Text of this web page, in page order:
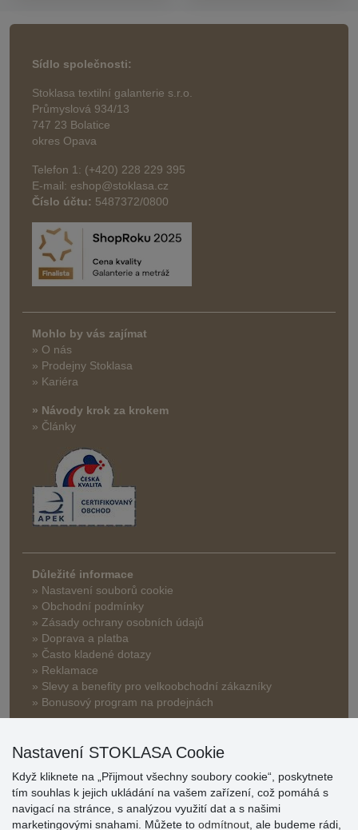
Sídlo společnosti:
Stoklasa textilní galanterie s.r.o.
Průmyslová 934/13
747 23 Bolatice
okres Opava
Telefon 1: (+420) 228 229 395
E-mail: eshop@stoklasa.cz
Číslo účtu: 5487372/0800
Mohlo by vás zajímat
» O nás
» Prodejny Stoklasa
» Kariéra
» Návody krok za krokem
» Články
Důležité informace
» Nastavení souborů cookie
» Obchodní podmínky
» Zásady ochrany osobních údajů
» Doprava a platba
» Často kladené dotazy
» Reklamace
» Slevy a benefity pro velkoobchodní zákazníky
» Bonusový program na prodejnách
Hodnocení
Nastavení STOKLASA Cookie
Když kliknete na „Přijmout všechny soubory cookie“, poskytnete
tím souhlas k jejich ukládání na vašem zařízení, což pomáhá s
navigací na stránce, s analýzou využití dat a s našimi
marketingovými snahami. Můžete to odmítnout , ale budeme rádi,